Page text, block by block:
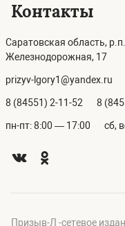
Контакты
Саратовская область,
Железнодорожная, 17
prizyv-lgory1@yandex.ru
8 (84551) 2-11-52 8
пн-пт: 8:00 — 17:00 сб,
Призыв-Л -сетевое